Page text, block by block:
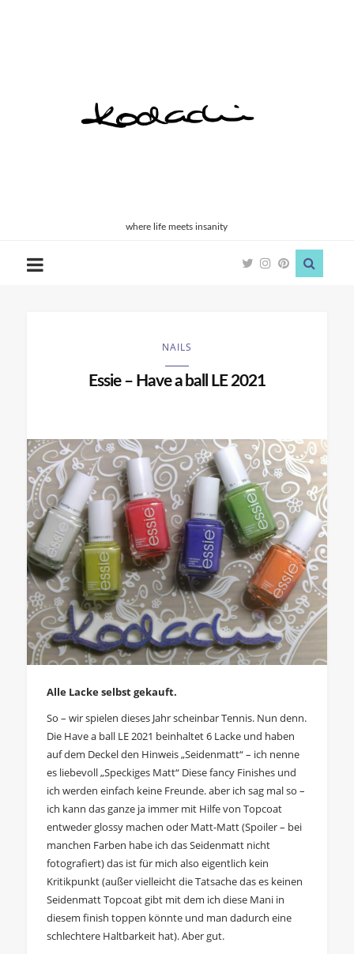
where life meets insanity
NAILS
Essie – Have a ball LE 2021
Alle Lacke selbst gekauft.
So – wir spielen dieses Jahr scheinbar Tennis. Nun denn.
Die Have a ball LE 2021 beinhaltet 6 Lacke und haben
auf dem Deckel den Hinweis „Seidenmatt“ – ich nenne
es liebevoll „Speckiges Matt“ Diese fancy Finishes und
ich werden einfach keine Freunde. aber ich sag mal so –
ich kann das ganze ja immer mit Hilfe von Topcoat
entweder glossy machen oder Matt-Matt (Spoiler – bei
manchen Farben habe ich das Seidenmatt nicht
fotografiert) das ist für mich also eigentlich kein
Kritikpunkt (außer vielleicht die Tatsache das es keinen
Seidenmatt Topcoat gibt mit dem ich diese Mani in
diesem finish toppen könnte und man dadurch eine
schlechtere Haltbarkeit hat). Aber gut.